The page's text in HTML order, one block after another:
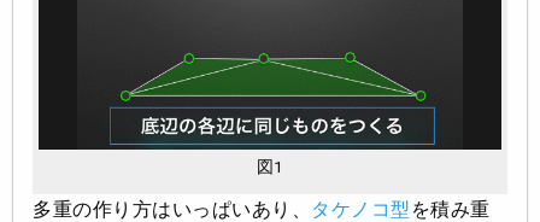
図1
多重の作り方はいっぱいあり、 タケノコ型 を積み重